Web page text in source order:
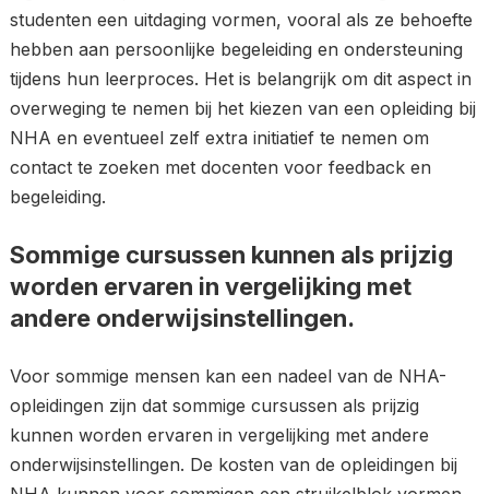
studenten een uitdaging vormen, vooral als ze behoefte
hebben aan persoonlijke begeleiding en ondersteuning
tijdens hun leerproces. Het is belangrijk om dit aspect in
overweging te nemen bij het kiezen van een opleiding bij
NHA en eventueel zelf extra initiatief te nemen om
contact te zoeken met docenten voor feedback en
begeleiding.
Sommige cursussen kunnen als prijzig
worden ervaren in vergelijking met
andere onderwijsinstellingen.
Voor sommige mensen kan een nadeel van de NHA-
opleidingen zijn dat sommige cursussen als prijzig
kunnen worden ervaren in vergelijking met andere
onderwijsinstellingen. De kosten van de opleidingen bij